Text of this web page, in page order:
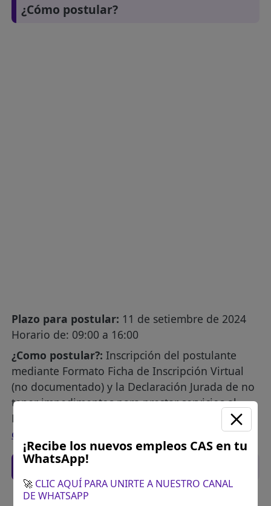
¿Cómo postular?
Plazo para postular: 11 de setiembre de 2024
Horario de: 09:00 a 16:00
¿Como postular?: Inscripción del postulante
mediante Formato Ficha de Inscripción Virtual
(no documentado) y la Declaración Jurada de no
tener impedimentos para prestar servicios al
Estado o en la Sutran Ingresar al siguiente
enlace
Recomendaciones para postular
Descarga y revisa a detalle las bases del
¡Recibe los nuevos empleos CAS en tu
WhatsApp!
🚀 CLIC AQUÍ PARA UNIRTE A NUESTRO CANAL
DE WHATSAPP